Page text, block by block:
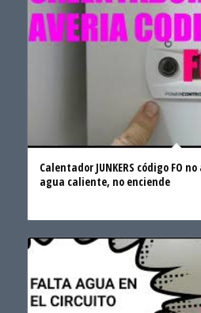
Calentador JUNKERS código FO
agua caliente, no enciende